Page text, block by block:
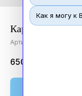
Как я могу к
Кардиология
Артикул:
6500.00